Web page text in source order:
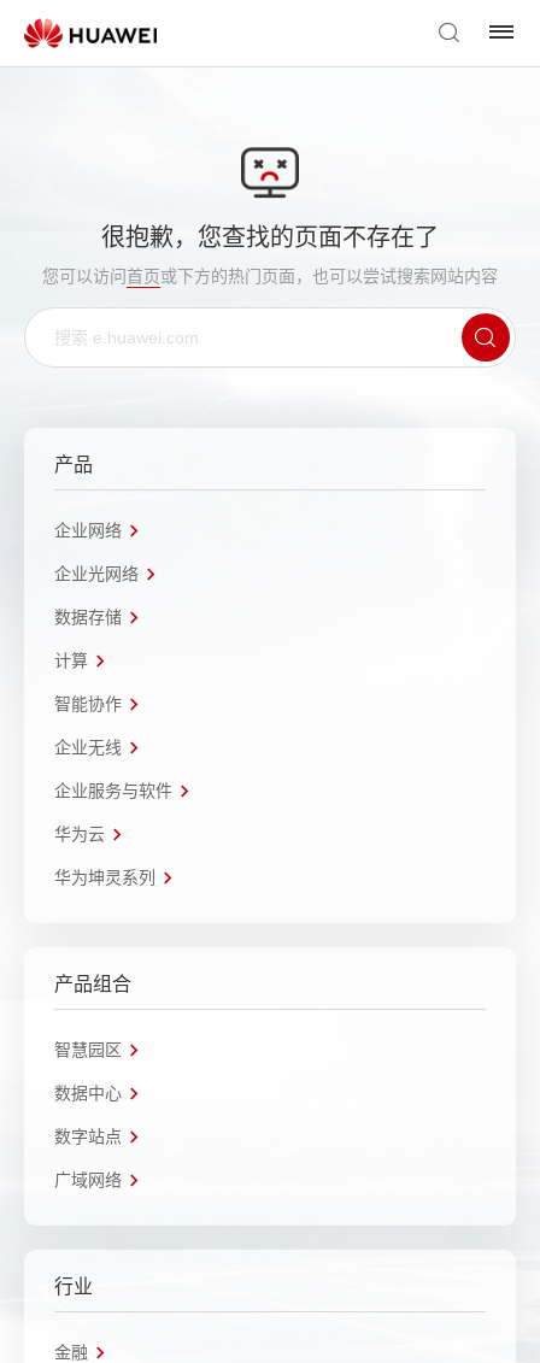
很抱歉，您查找的页面不存在了
您可以访问首页或下方的热门页面，也可以尝试搜索网站内容
产品
企业网络
企业光网络
数据存储
计算
智能协作
企业无线
企业服务与软件
华为云
华为坤灵系列
产品组合
智慧园区
数据中心
数字站点
广域网络
行业
金融